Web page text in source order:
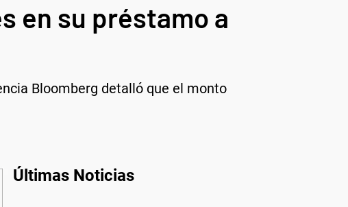
en su préstamo a
Bloomberg detalló que el monto
Últimas Noticias